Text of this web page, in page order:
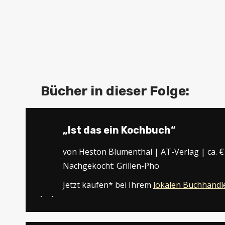
Bücher in dieser Folge:
„Ist das ein Kochbuch“
von Heston Blumenthal | AT-Verlag | ca. €
Nachgekocht: Grillen-Pho
Jetzt kaufen* bei Ihrem lokalen